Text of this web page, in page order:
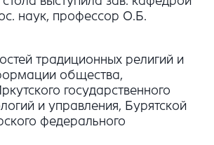
наук, профессор О.Б.
традиционных религий и
общества,
государственного
и управления, Бурятской
федерального